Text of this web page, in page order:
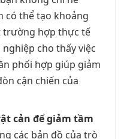
có thể tạo khoảng
trường hợp thực tế
cho thấy việc
phối hợp giúp giảm
cận chiến của
cản để giảm tầm
các bản đồ của trò